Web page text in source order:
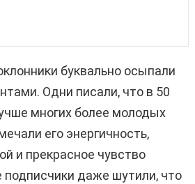
буквально осыпали
Одни писали, что в 50
многих более молодых
его энергичность,
и прекрасное чувство
даже шутили, что